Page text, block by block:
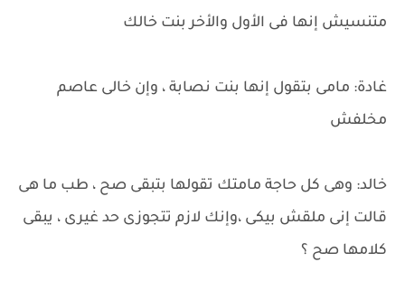
متنسيش إنها فى الأول والأخر بنت خالك
غادة: مامى بتقول إنها بنت نصابة ، وإن خالى عاصم
مخلفش
خالد: وهى كل حاجة مامتك تقولها بتبقى صح ، طب ما هى
قالت إنى ملقش بيكى ،وإنك لازم تتجوزى حد غيرى ، يبقى
كلامها صح ؟